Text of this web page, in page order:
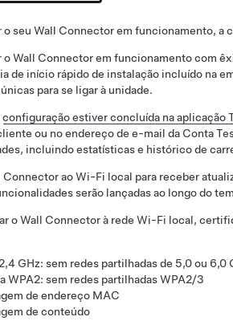
o seu Wall Connector em funcionamento, a
o Wall Connector em funcionamento com
de início rápido de instalação incluído na
para se ligar à unidade.
configuração estiver concluída na aplicação
ou no endereço de e-mail da Conta
incluindo estatísticas e histórico de
Connector ao Wi-Fi local para receber
serão lançadas ao longo do
o Wall Connector à rede Wi-Fi local,
GHz: sem redes partilhadas de 5,0 ou 6,0
WPA2: sem redes partilhadas WPA2/3
de endereço MAC
de conteúdo